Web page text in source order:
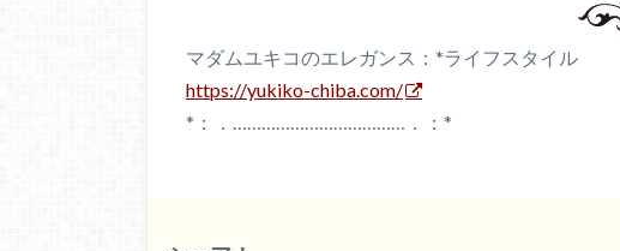
マダムユキコのエレガンス：*ライフスタイル
https://yukiko-chiba.com/
*：．………………………………．：*